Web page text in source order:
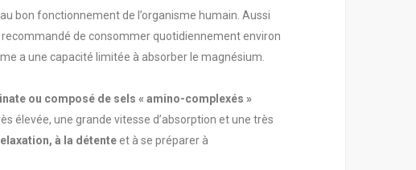
bon fonctionnement de l’organisme humain. Aussi
recommandé de consommer quotidiennement environ
a une capacité limitée à absorber le magnésium.
ou composé de sels « amino-complexés »
élevée, une grande vitesse d’absorption et une très
à la détenteet à se préparer à